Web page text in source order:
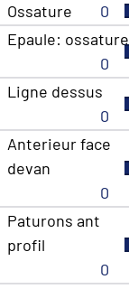
Ossature
0
Epaule: ossature
0
Ligne dessus
0
Anterieur face
devan
0
Paturons ant
profil
0